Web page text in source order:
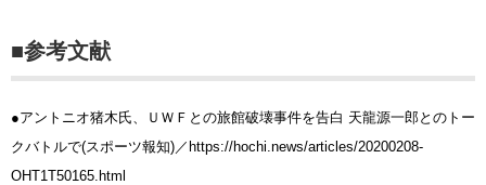
■参考文献
●アントニオ猪木氏、ＵＷＦとの旅館破壊事件を告白 天龍源一郎とのトー
クバトルで(スポーツ報知)／https://hochi.news/articles/20200208-
OHT1T50165.html